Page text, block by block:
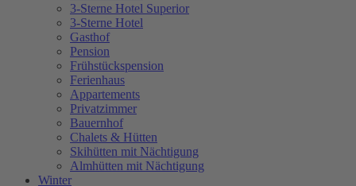
3-Sterne Hotel Superior
3-Sterne Hotel
Gasthof
Pension
Frühstückspension
Ferienhaus
Appartements
Privatzimmer
Bauernhof
Chalets & Hütten
Skihütten mit Nächtigung
Almhütten mit Nächtigung
Winter